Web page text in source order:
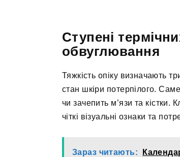
Ступені
обвуглювання
Тяжкість опіку визначають
стан шкіри потерпілого.
чи зачепить м’язи та кістки.
чіткі візуальні ознаки та
Зараз читають: